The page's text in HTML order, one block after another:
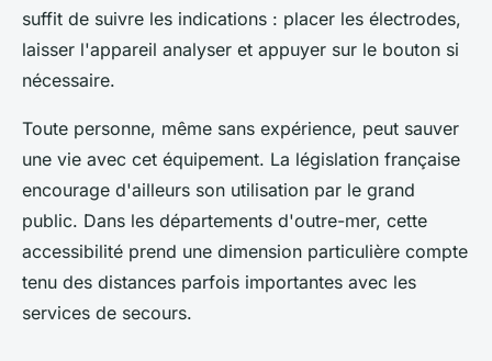
suffit de suivre les indications : placer les électrodes,
laisser l'appareil analyser et appuyer sur le bouton si
nécessaire.
Toute personne, même sans expérience, peut sauver
une vie avec cet équipement. La législation française
encourage d'ailleurs son utilisation par le grand
public. Dans les départements d'outre-mer, cette
accessibilité prend une dimension particulière compte
tenu des distances parfois importantes avec les
services de secours.